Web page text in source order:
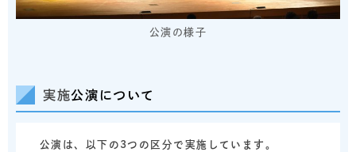
公演の様子
実施公演について
公演は、以下の3つの区分で実施しています。